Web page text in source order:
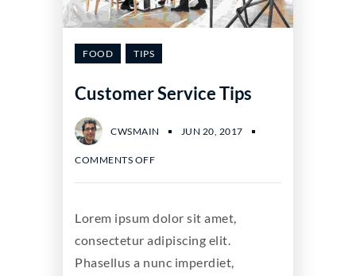
FOOD TIPS
Customer Service Tips
CWSMAIN JUN 20, 2017
COMMENTS OFF
Lorem ipsum dolor sit amet,
consectetur adipiscing elit.
Phasellus a nunc imperdiet,